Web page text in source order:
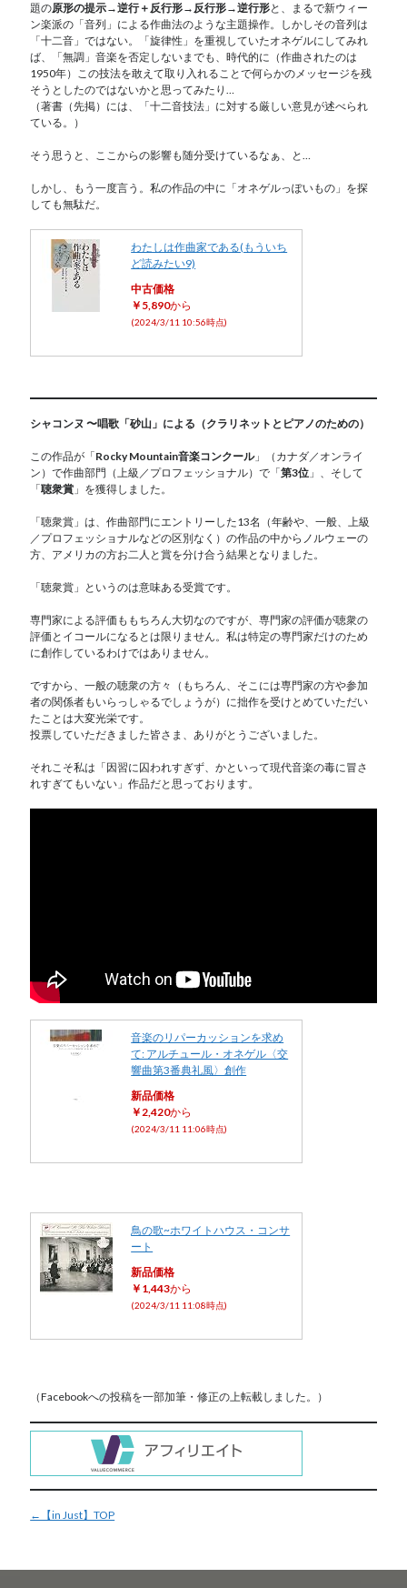
題の原形の提示→逆行＋反行形→反行形→逆行形と、まるで新ウィー
ン楽派の「音列」による作曲法のような主題操作。しかしその音列は
「十二音」ではない。「旋律性」を重視していたオネゲルにしてみれ
ば、「無調」音楽を否定しないまでも、時代的に（作曲されたのは
1950年）この技法を敢えて取り入れることで何らかのメッセージを残
そうとしたのではないかと思ってみたり…
（著書（先掲）には、「十二音技法」に対する厳しい意見が述べられ
ている。）
そう思うと、ここからの影響も随分受けているなぁ、と…
しかし、もう一度言う。私の作品の中に「オネゲルっぽいもの」を探
しても無駄だ。
わたしは作曲家である(もういち
ど読みたい9)
中古価格
￥5,890から
(2024/3/11 10:56時点)
シャコンヌ 〜唱歌「砂山」による（クラリネットとピアノのための）
この作品が「Rocky Mountain音楽コンクール」（カナダ／オンライ
ン）で作曲部門（上級／プロフェッショナル）で「第3位 」、そして
「聴衆賞 」を獲得しました。
「聴衆賞」は、作曲部門にエントリーした13名（年齢や、一般、上級
／プロフェッショナルなどの区別なく）の作品の中からノルウェーの
方、アメリカの方お二人と賞を分け合う結果となりました。
「聴衆賞」というのは意味ある受賞です。
専門家による評価ももちろん大切なのですが、専門家の評価が聴衆の
評価とイコールになるとは限りません。私は特定の専門家だけのため
に創作しているわけではありません。
ですから、一般の聴衆の方々（もちろん、そこには専門家の方や参加
者の関係者もいらっしゃるでしょうが）に拙作を受けとめていただい
たことは大変光栄です。
投票していただきました皆さま、ありがとうございました。
それこそ私は「因習に囚われすぎず、かといって現代音楽の毒に冒さ
れすぎてもいない」作品だと思っております。
音楽のリパーカッションを求め
て: アルチュール・オネゲル〈交
響曲第3番典礼風〉創作
新品価格
￥2,420から
(2024/3/11 11:06時点)
鳥の歌~ホワイトハウス・コンサ
ート
新品価格
￥1,443から
(2024/3/11 11:08時点)
（Facebookへの投稿を一部加筆・修正の上転載しました。）
←【in Just】TOP